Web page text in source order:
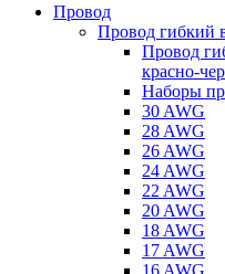
Провод
Провод гибкий
Провод
красно-
Наборы
30 AWG
28 AWG
26 AWG
24 AWG
22 AWG
20 AWG
18 AWG
17 AWG
16 AWG